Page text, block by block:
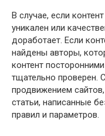
В случае, если
уникален или
доработает. Если
найдены авторы,
контент
тщательно проверен.
продвижением
статьи, написанные
правил и параметров.